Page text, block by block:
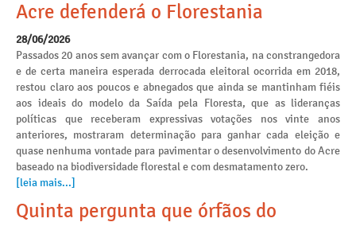
Acre defenderá o Florestania
28/06/2026
Passados 20 anos sem avançar com o Florestania, na constrangedora
e de certa maneira esperada derrocada eleitoral ocorrida em 2018,
restou claro aos poucos e abnegados que ainda se mantinham fiéis
aos ideais do modelo da Saída pela Floresta, que as lideranças
políticas que receberam expressivas votações nos vinte anos
anteriores, mostraram determinação para ganhar cada eleição e
quase nenhuma vontade para pavimentar o desenvolvimento do Acre
baseado na biodiversidade florestal e com desmatamento zero.
[leia mais...]
Quinta pergunta que órfãos do